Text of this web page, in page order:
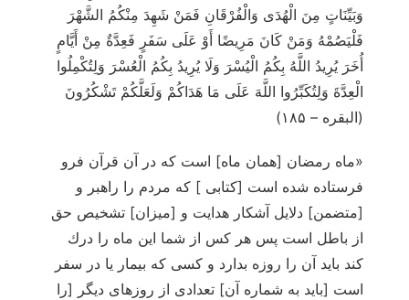
وَبَيِّنَاتٍ مِنَ الْهُدَى وَالْفُرْقَانِ فَمَنْ شَهِدَ مِنْكُمُ الشَّهْرَ
فَلْيَصُمْهُ وَمَنْ كَانَ مَرِيضًا أَوْ عَلَى سَفَرٍ فَعِدَّةٌ مِنْ أَيَّامٍ
أُخَرَ يُرِيدُ اللَّهُ بِكُمُ الْيُسْرَ وَلَا يُرِيدُ بِكُمُ الْعُسْرَ وَلِتُكْمِلُوا
الْعِدَّةَ وَلِتُكَبِّرُوا اللَّهَ عَلَى مَا هَدَاكُمْ وَلَعَلَّكُمْ تَشْكُرُونَ
(البقره – ۱۸۵)
«ماه رمضان [همان ماه] است كه در آن قرآن فرو
فرستاده شده است [كتابى ] كه مردم را راهبر و
[متضمن] دلايل آشكار هدايت و [ميزان] تشخيص حق
از باطل است پس هر كس از شما اين ماه را درك
كند بايد آن را روزه بدارد و كسى كه بيمار يا در سفر
است [بايد به شماره آن] تعدادى از روزهاى ديگر [را